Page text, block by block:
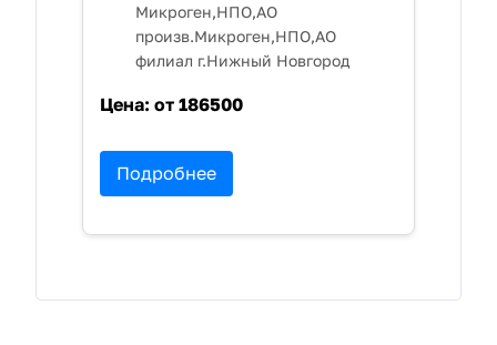
Микроген,НПО,АО
произв.Микроген,НПО,АО
филиал г.Нижный Новгород
Цена: от 186500
Подробнее